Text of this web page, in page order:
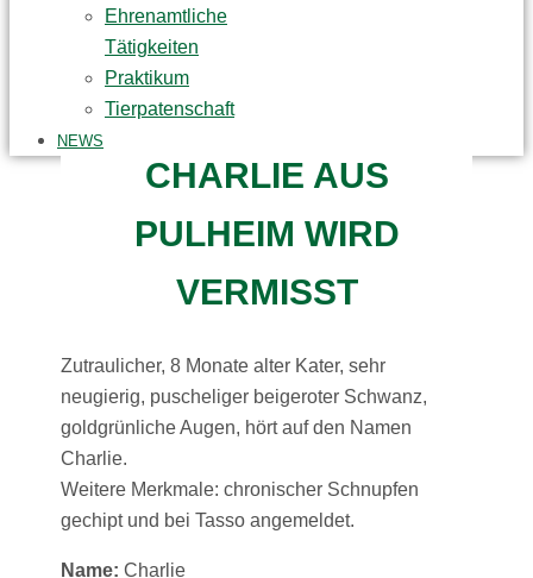
Ehrenamtliche
Tätigkeiten
Praktikum
Tierpatenschaft
NEWS
CHARLIE AUS
PULHEIM WIRD
VERMISST
Zutraulicher, 8 Monate alter Kater, sehr
neugierig, puscheliger beigeroter Schwanz,
goldgrünliche Augen, hört auf den Namen
Charlie.
Weitere Merkmale: chronischer Schnupfen
gechipt und bei Tasso angemeldet.
Name: Charlie